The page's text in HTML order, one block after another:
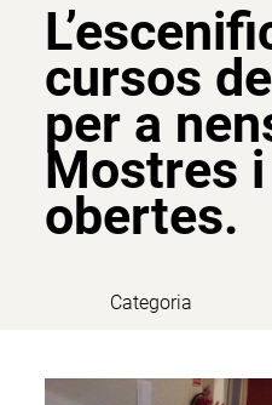
cursos
per a
Mostres
obertes.